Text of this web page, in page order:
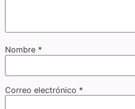
Nombre *
Correo electrónico *